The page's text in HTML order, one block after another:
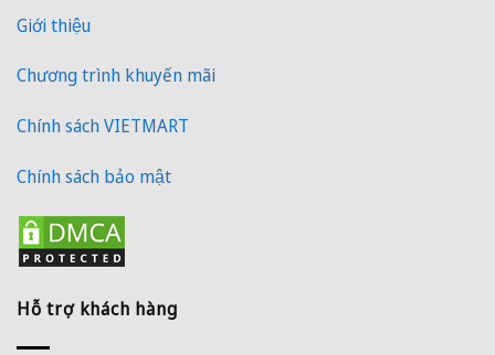
Giới thiệu
Chương trình khuyến mãi
Chính sách VIETMART
Chính sách bảo mật
Hỗ trợ khách hàng